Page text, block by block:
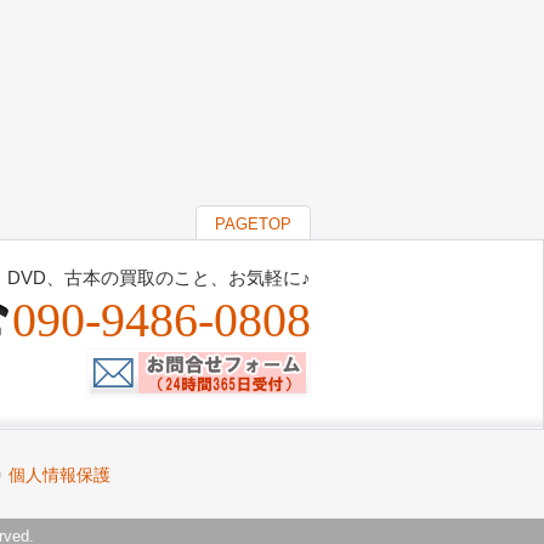
PAGETOP
DVD、古本の買取のこと、お気軽に♪
090-9486-0808
個人情報保護